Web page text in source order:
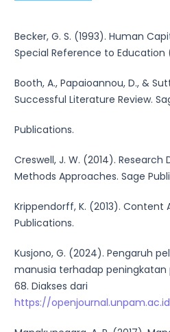
Becker, G. S. (1993). Human
Special Reference to Education
Booth, A., Papaioannou, D., &
Successful Literature Review.
Publications.
Creswell, J. W. (2014).
Methods Approaches. Sage
Krippendorff, K. (2013).
Publications.
Kusjono, G. (2024). Pengaruh
manusia terhadap peningkatan
68. Diakses dari
https://